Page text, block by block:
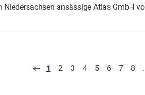
ansässige Atlas GmbH
1 2 3 4 5 6 7 8